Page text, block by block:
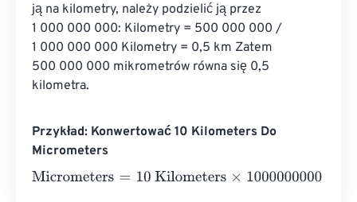
ją na kilometry, należy podzielić ją przez
1 000 000 000: Kilometry = 500 000 000 /
1 000 000 000 Kilometry = 0,5 km Zatem
500 000 000 mikrometrów równa się 0,5
kilometra.
Przykład: Konwertować 10 Kilometers Do
Micrometers
Micrometers=10 Kilometers×1000000000=